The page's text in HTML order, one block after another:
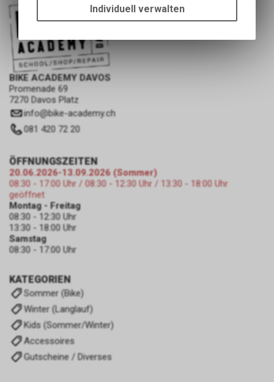
BIKE ACADEMY DAVOS
Promenade 69
7270 Davos Platz
info@bike-academy.ch
081 420 72 20
KATEGORIEN
Sommer (Bike)
Winter (Langlauf)
Kids (Sommer/Winter)
Accessoires
Gutscheine / Diverses
ÖFFNUNGSZEITEN
20.06.2026-13.09.2026 (Sommer)
08:30 - 17:00 Uhr / 08:30 - 12:30 Uhr / 13:30 - 18:00 Uhr
geöffnet
Montag - Freitag
08:30 - 12:30 Uhr
13:30 - 18:00 Uhr
Samstag
08:30 - 17:00 Uhr
um die grundlegenden
Funktionen unseres Online-
des Warenkorbs, zu
ermöglichen. Bitte beachten Sie,
dass die gespeicherten Daten
keinerlei Rückschlüsse auf Ihre
zulassen.
Individuell verwalten